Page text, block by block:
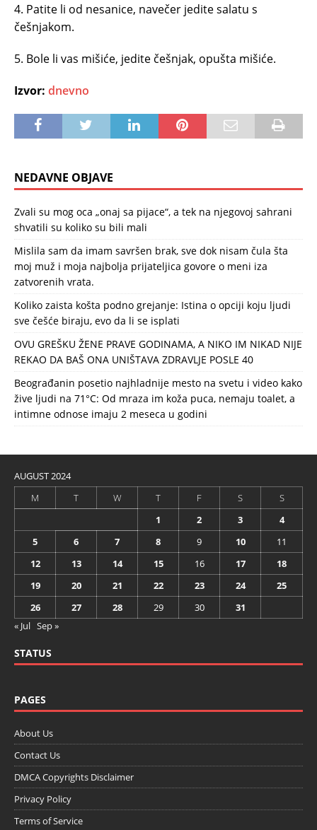
4. Patite li od nesanice, navečer jedite salatu s
češnjakom.
5. Bole li vas mišiće, jedite češnjak, opušta mišiće.
Izvor: dnevno
NEDAVNE OBJAVE
Zvali su mog oca „onaj sa pijace“, a tek na njegovoj sahrani
shvatili su koliko su bili mali
Mislila sam da imam savršen brak, sve dok nisam čula šta
moj muž i moja najbolja prijateljica govore o meni iza
zatvorenih vrata.
Koliko zaista košta podno grejanje: Istina o opciji koju ljudi
sve češće biraju, evo da li se isplati
OVU GREŠKU ŽENE PRAVE GODINAMA, A NIKO IM NIKAD NIJE
REKAO DA BAŠ ONA UNIŠTAVA ZDRAVLJE POSLE 40
Beograđanin posetio najhladnije mesto na svetu i video kako
žive ljudi na 71°C: Od mraza im koža puca, nemaju toalet, a
intimne odnose imaju 2 meseca u godini
AUGUST 2024
M
T W T F S
S
1
2 3
4
5
6 7 8 9 10
11
12
13 14 15 16 17
18
19
20 21 22 23 24
25
26
27 28 29 30
31
« Jul Sep »
STATUS
PAGES
About Us
Contact Us
DMCA Copyrights Disclaimer
Privacy Policy
Terms of Service